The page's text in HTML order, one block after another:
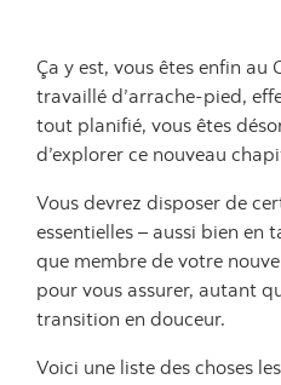
Ça y est, vous êtes enfin au
travaillé d’arrache-pied,
tout planifié, vous êtes
d’explorer ce nouveau
Vous devrez disposer de
essentielles – aussi bien en
que membre de votre
pour vous assurer, autant
transition en douceur.
Voici une liste des choses